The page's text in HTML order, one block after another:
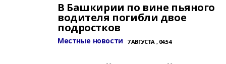
В Башкирии по вине пьяного
водителя погибли двое
подростков
Местные новости 7 АВГУСТА , 04:54